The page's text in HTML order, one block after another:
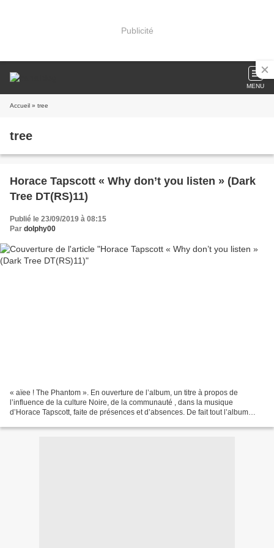
Publicité
MENU
Accueil » tree
tree
Horace Tapscott « Why don’t you listen » (Dark
Tree DT(RS)11)
Publié le 23/09/2019 à 08:15
Par dolphy00
« aïee ! The Phantom ». En ouverture de l’album, un titre à propos de
l’influence de la culture Noire, de la communauté , dans la musique
d’Horace Tapscott, faite de présences et d’absences. De fait tout l’album